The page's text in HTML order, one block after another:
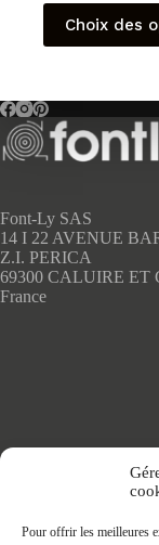
Pour offrir les meilleures
Choix des
Ce
produit
a
Les
options
peuvent
être
la
page
du
produit
Font-Ly SAS
14 I 22 AVENUE
Z.I. PERICA
69300 CALUIRE ET
France
Adhésifs SANS
Nappes